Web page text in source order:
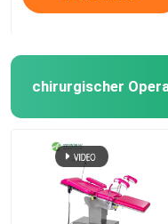
chirurgischer